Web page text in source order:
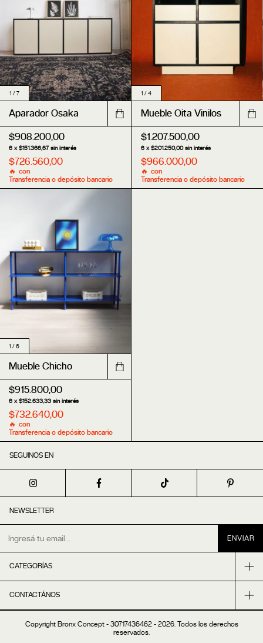
1/7
Aparador Osaka
$908.200,00
6 x$151.366,67 sin interés
$726.560,00
con
Transferencia o depósito bancario
1 /4
Mueble Oita Vinilos
$1.207.500,00
6 x$201.250,00 sin interés
$966.000,00
con
Transferencia o depósito bancario
1 /6
Mueble Chicho
$915.800,00
6 x$152.633,33 sin interés
$732.640,00
con
Transferencia o depósito bancario
SEGUINOS EN
NEWSLETTER
CATEGORÍAS
CONTACTÁNOS
Copyright Bronx Concept - 30717436462 - 2026. Todos los derechos
reservados.